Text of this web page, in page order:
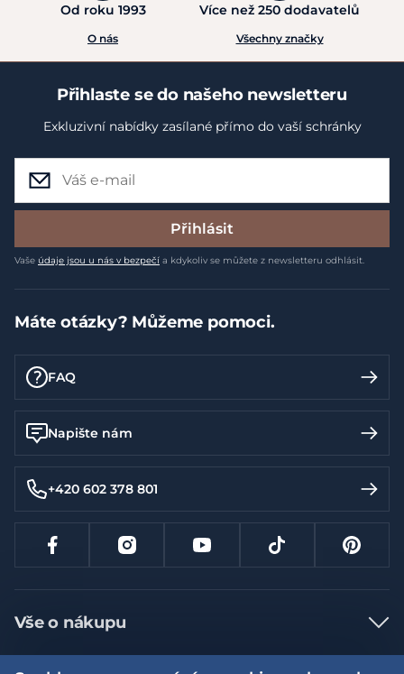
Od roku 1993
O nás
Více než 250 dodavatelů
Všechny značky
Přihlaste se do našeho newsletteru
Exkluzivní nabídky zasílané přímo do vaší schránky
Přihlásit
Vaše údaje jsou u nás v bezpečí a kdykoliv se můžete z newsletteru odhlásit.
Máte otázky? Můžeme pomoci.
FAQ
Napište nám
+420 602 378 801
Vše o nákupu
Jak nakupovat